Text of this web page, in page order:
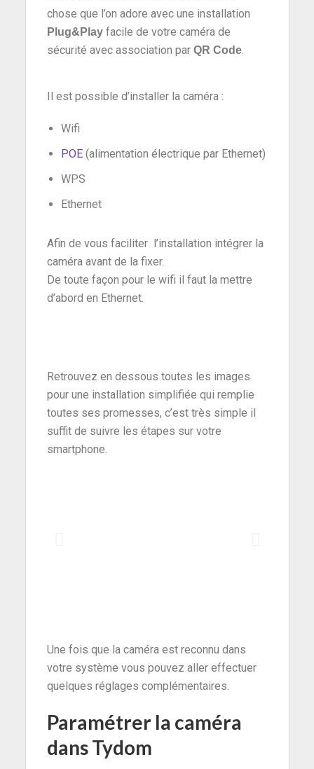
chose que l’on adore avec une installation
Plug&Playfacile de votre caméra de
sécurité avec association par QR Code.
Il est possible d’installer la caméra :
Wifi
POE (alimentation électrique par Ethernet)
WPS
Ethernet
Afin de vous faciliter l’installation intégrer la
caméra avant de la fixer.
De toute façon pour le wifi il faut la mettre
d’abord en Ethernet.
Retrouvez en dessous toutes les images
pour une installation simplifiée qui remplie
toutes ses promesses, c’est très simple il
suffit de suivre les étapes sur votre
smartphone.
Une fois que la caméra est reconnu dans
votre système vous pouvez aller effectuer
quelques réglages complémentaires.
Paramétrer la caméra
dans Tydom